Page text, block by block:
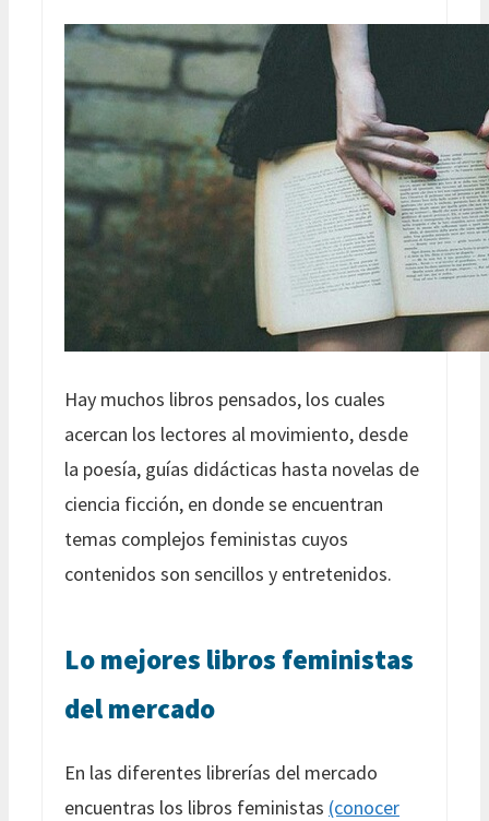
Hay muchos libros pensados, los cuales
acercan los lectores al movimiento, desde
la poesía, guías didácticas hasta novelas de
ciencia ficción, en donde se encuentran
temas complejos feministas cuyos
contenidos son sencillos y entretenidos.
Lo mejores libros feministas
del mercado
En las diferentes librerías del mercado
encuentras los libros feministas (conocer